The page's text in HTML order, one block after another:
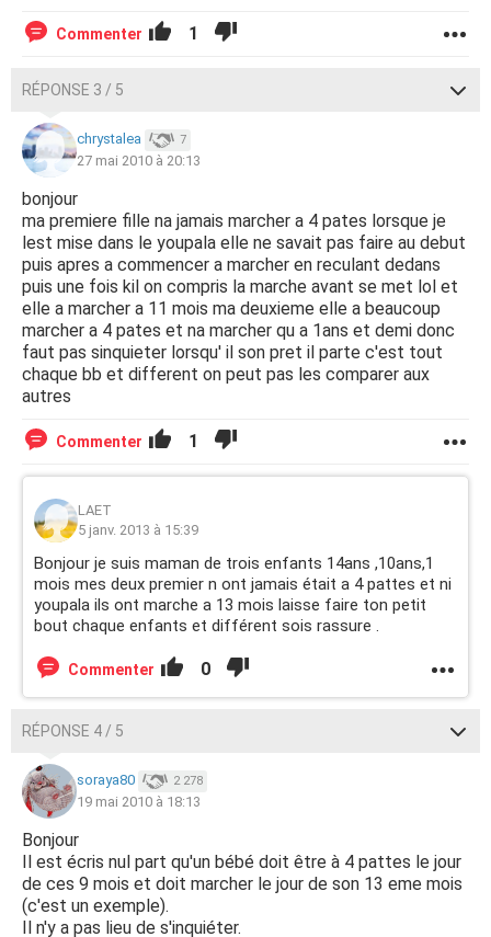
Commenter 1
RÉPONSE 3 / 5
chrystalea 7
27 mai 2010 à 20:13
bonjour
ma premiere fille na jamais marcher a 4 pates lorsque je
lest mise dans le youpala elle ne savait pas faire au debut
puis apres a commencer a marcher en reculant dedans
puis une fois kil on compris la marche avant se met lol et
elle a marcher a 11 mois ma deuxieme elle a beaucoup
marcher a 4 pates et na marcher qu a 1ans et demi donc
faut pas sinquieter lorsqu' il son pret il parte c'est tout
chaque bb et different on peut pas les comparer aux
autres
Commenter 1
LAET
5 janv. 2013 à 15:39
Bonjour je suis maman de trois enfants 14ans ,10ans,1
mois mes deux premier n ont jamais était a 4 pattes et ni
youpala ils ont marche a 13 mois laisse faire ton petit
bout chaque enfants et différent sois rassure .
Commenter 0
RÉPONSE 4 / 5
soraya80 2 278
19 mai 2010 à 18:13
Bonjour
Il est écris nul part qu'un bébé doit être à 4 pattes le jour
de ces 9 mois et doit marcher le jour de son 13 eme mois
(c'est un exemple).
Il n'y a pas lieu de s'inquiéter.